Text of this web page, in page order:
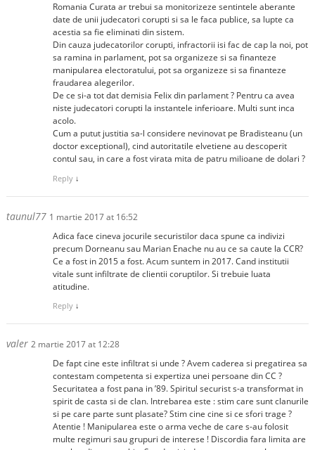
Romania Curata ar trebui sa monitorizeze sentintele aberante
date de unii judecatori corupti si sa le faca publice, sa lupte ca
acestia sa fie eliminati din sistem.
Din cauza judecatorilor corupti, infractorii isi fac de cap la noi, pot
sa ramina in parlament, pot sa organizeze si sa finanteze
manipularea electoratului, pot sa organizeze si sa finanteze
fraudarea alegerilor.
De ce si-a tot dat demisia Felix din parlament ? Pentru ca avea
niste judecatori corupti la instantele inferioare. Multi sunt inca
acolo.
Cum a putut justitia sa-l considere nevinovat pe Bradisteanu (un
doctor exceptional), cind autoritatile elvetiene au descoperit
contul sau, in care a fost virata mita de patru milioane de dolari ?
Reply ↓
taunul77 1 martie 2017 at 16:52
Adica face cineva jocurile securistilor daca spune ca indivizi
precum Dorneanu sau Marian Enache nu au ce sa caute la CCR?
Ce a fost in 2015 a fost. Acum suntem in 2017. Cand institutii
vitale sunt infiltrate de clientii coruptilor. Si trebuie luata
atitudine.
Reply ↓
valer 2 martie 2017 at 12:28
De fapt cine este infiltrat si unde ? Avem caderea si pregatirea sa
contestam competenta si expertiza unei persoane din CC ?
Securitatea a fost pana in ’89. Spiritul securist s-a transformat in
spirit de casta si de clan. Intrebarea este : stim care sunt clanurile
si pe care parte sunt plasate? Stim cine cine si ce sfori trage ?
Atentie ! Manipularea este o arma veche de care s-au folosit
multe regimuri sau grupuri de interese ! Discordia fara limita are